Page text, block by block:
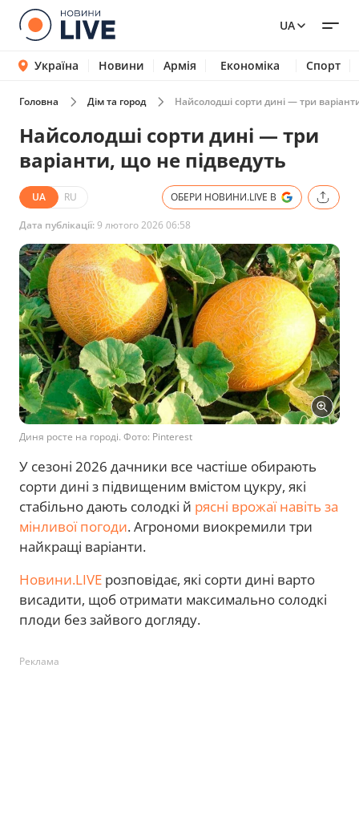
UA
Україна Новини Армія Економіка Спорт
Головна Дім та город Найсолодші сорти дині — три
Найсолодші сорти дині — три
варіанти, що не підведуть
UA RU ОБЕРИ НОВИНИ.LIVE В
Дата публікації:9 лютого 2026 06:58
Диня росте на городі. Фото: Pinterest
У сезоні 2026 дачники все частіше обирають
сорти дині з підвищеним вмістом цукру, які
стабільно дають солодкі й рясні врожаї навіть за
мінливої погоди. Агрономи виокремили три
найкращі варіанти.
Новини.LIVE розповідає, які сорти дині варто
висадити, щоб отримати максимально солодкі
плоди без зайвого догляду.
Реклама